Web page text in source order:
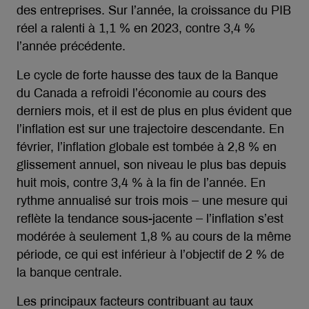
des entreprises. Sur l’année, la croissance du PIB
réel a ralenti à 1,1 % en 2023, contre 3,4 %
l’année précédente.
Le cycle de forte hausse des taux de la Banque
du Canada a refroidi l’économie au cours des
derniers mois, et il est de plus en plus évident que
l’inflation est sur une trajectoire descendante. En
février, l’inflation globale est tombée à 2,8 % en
glissement annuel, son niveau le plus bas depuis
huit mois, contre 3,4 % à la fin de l’année. En
rythme annualisé sur trois mois – une mesure qui
reflète la tendance sous-jacente – l’inflation s’est
modérée à seulement 1,8 % au cours de la même
période, ce qui est inférieur à l’objectif de 2 % de
la banque centrale.
Les principaux facteurs contribuant au taux